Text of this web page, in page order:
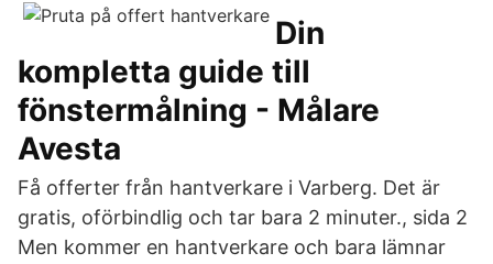
Din
kompletta guide till
fönstermålning - Målare
Avesta
Få offerter från hantverkare i Varberg. Det är
gratis, oförbindlig och tar bara 2 minuter., sida 2
Men kommer en hantverkare och bara lämnar